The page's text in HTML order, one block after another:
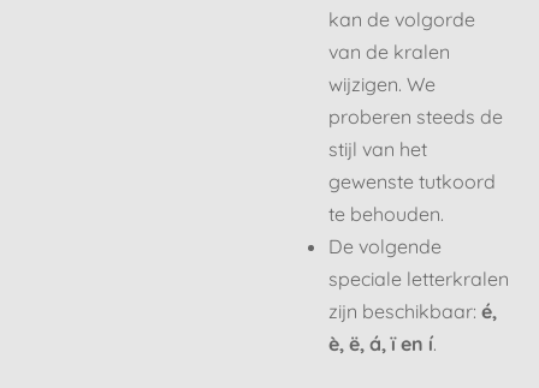
kan de volgorde
van de kralen
wijzigen. We
proberen steeds de
stijl van het
gewenste tutkoord
te behouden.
De volgende
speciale letterkralen
zijn beschikbaar: é,
è, ë, á, ï en í.